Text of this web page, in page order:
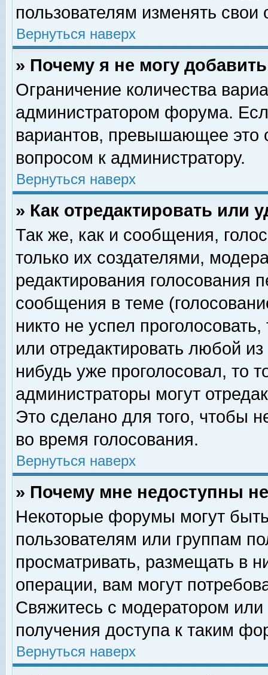
пользователям изменять свои
Вернуться наверх
» Почему я не могу
Ограничение количества
администратором форума.
вариантов, превышающее это
вопросом к администратору.
Вернуться наверх
» Как отредактировать или
Так же, как и сообщения,
только их создателями,
редактирования голосования
сообщения в теме
никто не успел
или отредактировать любой
нибудь уже проголосовал, то
администраторы могут
Это сделано для того, чтобы
во время голосования.
Вернуться наверх
» Почему мне недоступны
Некоторые форумы могут
пользователям или группам
просматривать, размещать в
операции, вам могут
Свяжитесь с модератором
получения доступа к таким
Вернуться наверх